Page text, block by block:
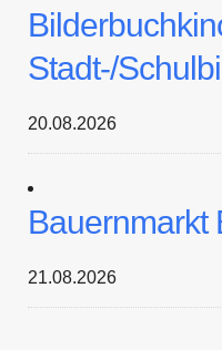
Stadt-/
20.08.2026
Bauernmarkt
21.08.2026